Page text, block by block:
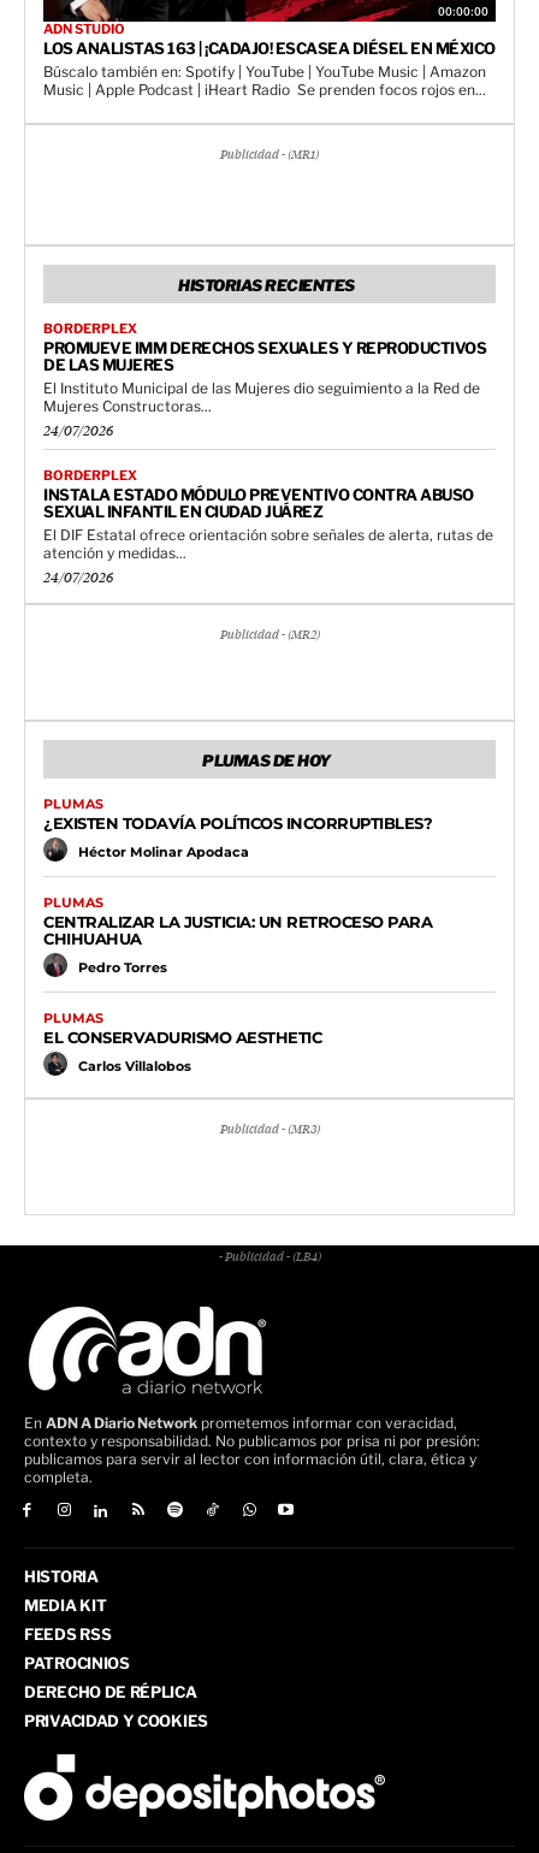
00:00:00
ADN STUDIO
LOS ANALISTAS 163 | ¡CADAJO! ESCASEA DIÉSEL EN MÉXICO
Búscalo también en: Spotify | YouTube | YouTube Music | Amazon
Music | Apple Podcast | iHeart Radio Se prenden focos rojos en...
Publicidad - (MR1)
HISTORIAS RECIENTES
BORDERPLEX
PROMUEVE IMM DERECHOS SEXUALES Y REPRODUCTIVOS
DE LAS MUJERES
El Instituto Municipal de las Mujeres dio seguimiento a la Red de
Mujeres Constructoras...
24/07/2026
BORDERPLEX
INSTALA ESTADO MÓDULO PREVENTIVO CONTRA ABUSO
SEXUAL INFANTIL EN CIUDAD JUÁREZ
El DIF Estatal ofrece orientación sobre señales de alerta, rutas de
atención y medidas...
24/07/2026
Publicidad - (MR2)
PLUMAS DE HOY
PLUMAS
¿EXISTEN TODAVÍA POLÍTICOS INCORRUPTIBLES?
Héctor Molinar Apodaca
PLUMAS
CENTRALIZAR LA JUSTICIA: UN RETROCESO PARA
CHIHUAHUA
Pedro Torres
PLUMAS
EL CONSERVADURISMO AESTHETIC
Carlos Villalobos
Publicidad - (MR3)
- Publicidad - (LB4)
En ADN A Diario Network prometemos informar con veracidad,
contexto y responsabilidad. No publicamos por prisa ni por presión:
publicamos para servir al lector con información útil, clara, ética y
completa.
HISTORIA
MEDIA KIT
FEEDS RSS
PATROCINIOS
DERECHO DE RÉPLICA
PRIVACIDAD Y COOKIES